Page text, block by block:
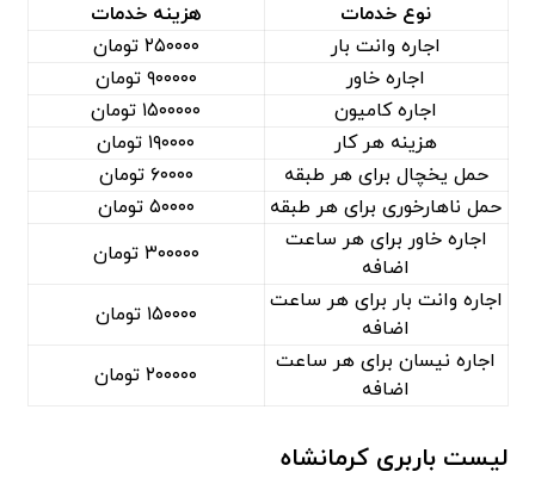
نوع خدمات
هزینه خدمات
اجاره وانت بار
۲۵۰۰۰۰ تومان
اجاره خاور
۹۰۰۰۰۰ تومان
اجاره کامیون
۱۵۰۰۰۰۰ تومان
هزینه هر کار
۱۹۰۰۰۰ تومان
حمل یخچال برای هر طبقه
۶۰۰۰۰ تومان
حمل ناهارخوری برای هر طبقه
۵۰۰۰۰ تومان
اجاره خاور برای هر ساعت
اضافه
۳۰۰۰۰۰ تومان
اجاره وانت بار برای هر ساعت
اضافه
۱۵۰۰۰۰ تومان
اجاره نیسان برای هر ساعت
اضافه
۲۰۰۰۰۰ تومان
لیست باربری کرمانشاه